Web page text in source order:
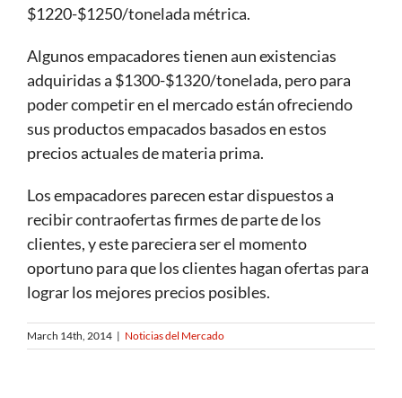
$1220-$1250/tonelada métrica.
Algunos empacadores tienen aun existencias
adquiridas a $1300-$1320/tonelada, pero para
poder competir en el mercado están ofreciendo
sus productos empacados basados en estos
precios actuales de materia prima.
Los empacadores parecen estar dispuestos a
recibir contraofertas firmes de parte de los
clientes, y este pareciera ser el momento
oportuno para que los clientes hagan ofertas para
lograr los mejores precios posibles.
March 14th, 2014 | Noticias del Mercado